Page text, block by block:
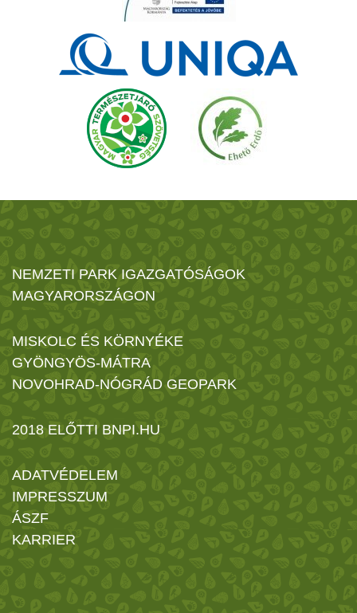
NEMZETI PARK IGAZGATÓSÁGOK
MAGYARORSZÁGON
MISKOLC ÉS KÖRNYÉKE
GYÖNGYÖS-MÁTRA
NOVOHRAD-NÓGRÁD GEOPARK
2018 ELŐTTI BNPI.HU
ADATVÉDELEM
IMPRESSZUM
ÁSZF
KARRIER